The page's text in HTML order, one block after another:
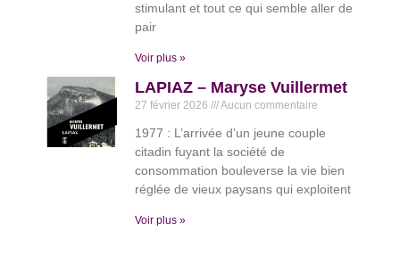
stimulant et tout ce qui semble aller de
pair
Voir plus »
LAPIAZ – Maryse Vuillermet
27 février 2026 Aucun commentaire
1977 : L’arrivée d’un jeune couple
citadin fuyant la société de
consommation bouleverse la vie bien
réglée de vieux paysans qui exploitent
Voir plus »